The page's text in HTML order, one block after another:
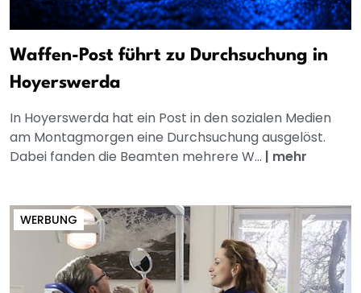
Waffen-Post führt zu Durchsuchung in
Hoyerswerda
In Hoyerswerda hat ein Post in den sozialen Medien
am Montagmorgen eine Durchsuchung ausgelöst.
Dabei fanden die Beamten mehrere W... | mehr
WERBUNG